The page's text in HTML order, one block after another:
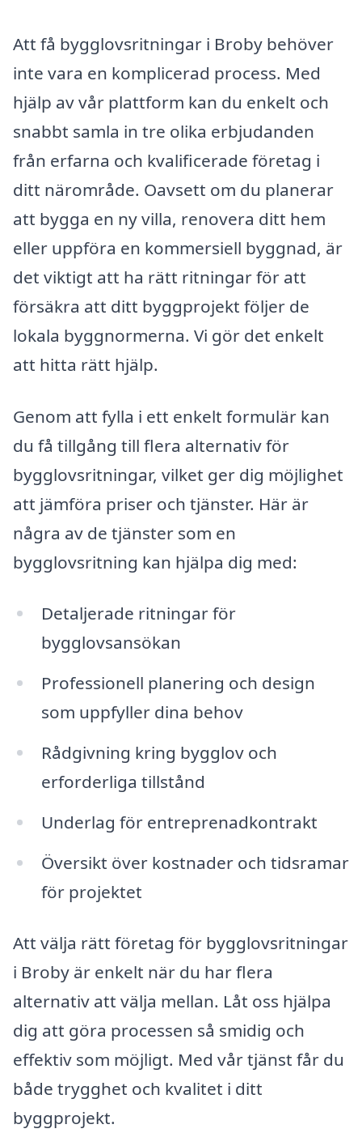
Att få bygglovsritningar i Broby behöver
inte vara en komplicerad process. Med
hjälp av vår plattform kan du enkelt och
snabbt samla in tre olika erbjudanden
från erfarna och kvalificerade företag i
ditt närområde. Oavsett om du planerar
att bygga en ny villa, renovera ditt hem
eller uppföra en kommersiell byggnad, är
det viktigt att ha rätt ritningar för att
försäkra att ditt byggprojekt följer de
lokala byggnormerna. Vi gör det enkelt
att hitta rätt hjälp.
Genom att fylla i ett enkelt formulär kan
du få tillgång till flera alternativ för
bygglovsritningar, vilket ger dig möjlighet
att jämföra priser och tjänster. Här är
några av de tjänster som en
bygglovsritning kan hjälpa dig med:
Detaljerade ritningar för
bygglovsansökan
Professionell planering och design
som uppfyller dina behov
Rådgivning kring bygglov och
erforderliga tillstånd
Underlag för entreprenadkontrakt
Översikt över kostnader och tidsramar
för projektet
Att välja rätt företag för bygglovsritningar
i Broby är enkelt när du har flera
alternativ att välja mellan. Låt oss hjälpa
dig att göra processen så smidig och
effektiv som möjligt. Med vår tjänst får du
både trygghet och kvalitet i ditt
byggprojekt.